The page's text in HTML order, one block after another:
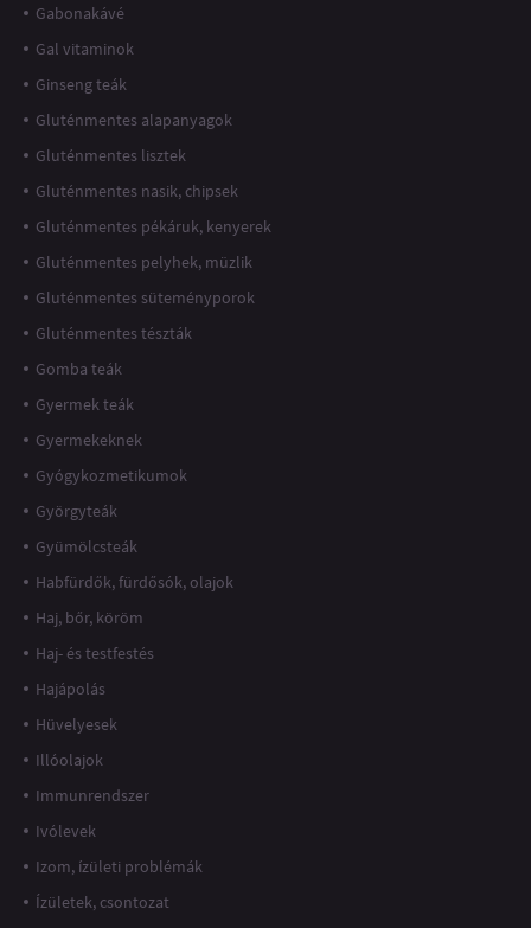
Gabonakávé
Gal vitaminok
Ginseng teák
Gluténmentes alapanyagok
Gluténmentes lisztek
Gluténmentes nasik, chipsek
Gluténmentes pékáruk, kenyerek
Gluténmentes pelyhek, müzlik
Gluténmentes süteményporok
Gluténmentes tészták
Gomba teák
Gyermek teák
Gyermekeknek
Gyógykozmetikumok
Györgyteák
Gyümölcsteák
Habfürdők, fürdősók, olajok
Haj, bőr, köröm
Haj- és testfestés
Hajápolás
Hüvelyesek
Illóolajok
Immunrendszer
Ivólevek
Izom, ízületi problémák
Ízületek, csontozat